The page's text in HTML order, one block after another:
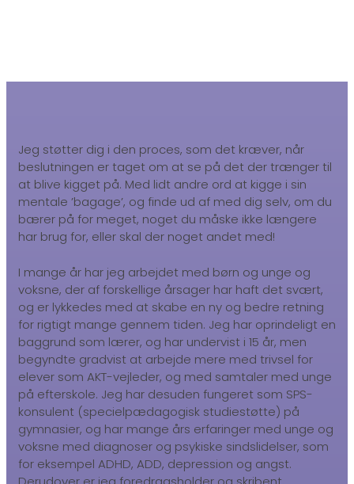
Jeg støtter dig i den proces, som det kræver, når
beslutningen er taget om at se på det der trænger til
at blive kigget på. Med lidt andre ord at kigge i sin
mentale ’bagage’, og finde ud af med dig selv, om du
bærer på for meget, noget du måske ikke længere
har brug for, eller skal der noget andet med!
I mange år har jeg arbejdet med børn og unge og
voksne, der af forskellige årsager har haft det svært,
og er lykkedes med at skabe en ny og bedre retning
for rigtigt mange gennem tiden. Jeg har oprindeligt en
baggrund som lærer, og har undervist i 15 år, men
begyndte gradvist at arbejde mere med trivsel for
elever som AKT-vejleder, og med samtaler med unge
på efterskole. Jeg har desuden fungeret som SPS-
konsulent (specielpædagogisk studiestøtte) på
gymnasier, og har mange års erfaringer med unge og
voksne med diagnoser og psykiske sindslidelser, som
for eksempel ADHD, ADD, depression og angst.